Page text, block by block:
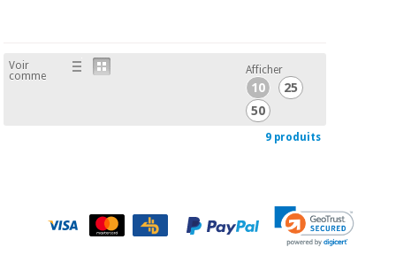
Voir
comme
Afficher
10
25
50
9 produits